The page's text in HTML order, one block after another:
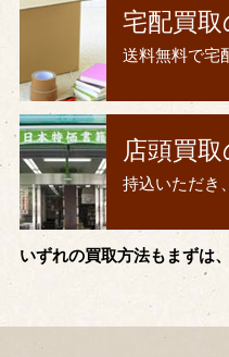
宅配買
送料無料で宅
店頭買
持込いただき
いずれの買取方法もまずは